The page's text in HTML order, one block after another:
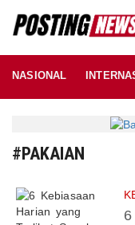
NASIONAL
#PAKAIAN